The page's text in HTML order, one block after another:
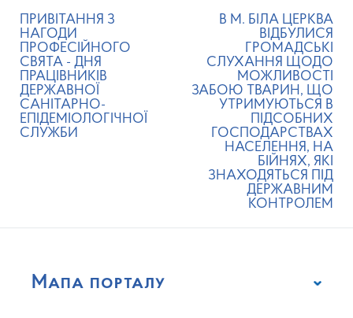
ПРИВІТАННЯ З
НАГОДИ
ПРОФЕСІЙНОГО
СВЯТА - ДНЯ
ПРАЦІВНИКІВ
ДЕРЖАВНОЇ
САНІТАРНО-
ЕПІДЕМІОЛОГІЧНОЇ
СЛУЖБИ
В М. БІЛА ЦЕРКВА
ВІДБУЛИСЯ
ГРОМАДСЬКІ
СЛУХАННЯ ЩОДО
МОЖЛИВОСТІ
ЗАБОЮ ТВАРИН, ЩО
УТРИМУЮТЬСЯ В
ПІДСОБНИХ
ГОСПОДАРСТВАХ
НАСЕЛЕННЯ, НА
БІЙНЯХ, ЯКІ
ЗНАХОДЯТЬСЯ ПІД
ДЕРЖАВНИМ
КОНТРОЛЕМ
Мапа порталу